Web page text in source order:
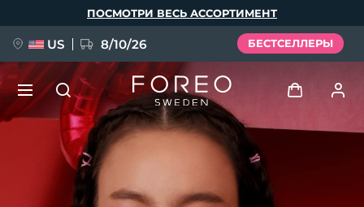
ПОСМОТРИ ВЕСЬ АССОРТИМЕНТ
US 8/10/26 БЕСТСЕЛЛЕРЫ
Профиль пользователя
НОВИНКА
BREAKING NEWS
Язык